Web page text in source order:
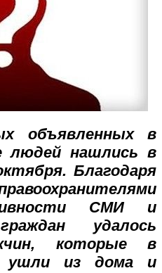
объявленных в
людей нашлись в
Благодаря
СМИ и
удалось
которые в
ушли из дома и